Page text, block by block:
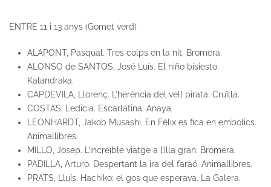
ENTRE 11 i 13 anys (Gomet verd)
ALAPONT, Pasqual. Tres colps en la nit. Bromera.
ALONSO de SANTOS, José Luís. El niño bisiesto.
Kalandraka.
CAPDEVILA, Llorenç. L’herència del vell pirata. Cruïlla.
COSTAS, Ledicia. Escarlatina. Anaya.
LEONHARDT, Jakob Musashi. En Fèlix es fica en embolics.
Animallibres.
MILLO, Josep. L’increïble viatge a l’illa gran. Bromera.
PADILLA, Arturo. Despertant la ira del faraó. Animallibres.
PRATS, Lluís. Hachiko: el gos que esperava. La Galera.